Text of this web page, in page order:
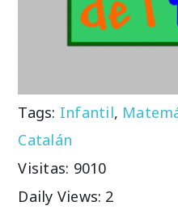
Tags: Infantil,
Catalán
Visitas: 9010
Daily Views: 2